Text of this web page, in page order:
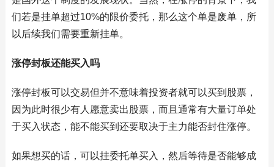
们若是挂单超过10%的限价委托，那么这个单是废单，所
以后续我们需要重新挂单。
涨停封板还能买入吗
涨停封板可以交易但并不意味着投资者就可以买到股票，
因为此时很少有人愿意卖出股票，而且通常有大量订单处
于买入状态，能不能买到还要取决于主力能否封住涨停。
如果想买的话，可以挂委托单买入，然后等待是否能够成